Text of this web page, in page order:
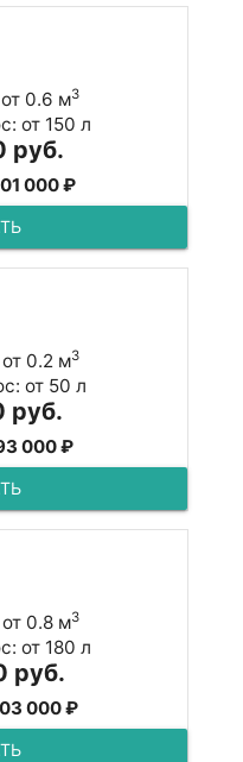
0.6 м3
от 150 л
руб.
000 ₽
0.2 м3
от 50 л
руб.
000 ₽
0.8 м3
от 180 л
руб.
000 ₽